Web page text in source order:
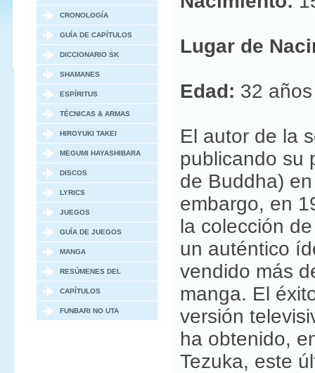
CRONOLOGÍA
GUÍA DE CAPÍTULOS
DICCIONARIO SK
SHAMANES
ESPÍRITUS
TÉCNICAS & ARMAS
HIROYUKI TAKEI
MEGUMI HAYASHIBARA
DISCOS
LYRICS
JUEGOS
GUÍA DE JUEGOS
MANGA
RESÚMENES DEL
MANGA
CAPÍTULOS
ESPECIALES / OVAS
FUNBARI NO UTA
Lugar de
Edad: 32 años
El autor de la
publicando su
de Buddha)
embargo, en
la colección
un auténtico
vendido más
manga. El
versión
ha obtenido,
Tezuka, este